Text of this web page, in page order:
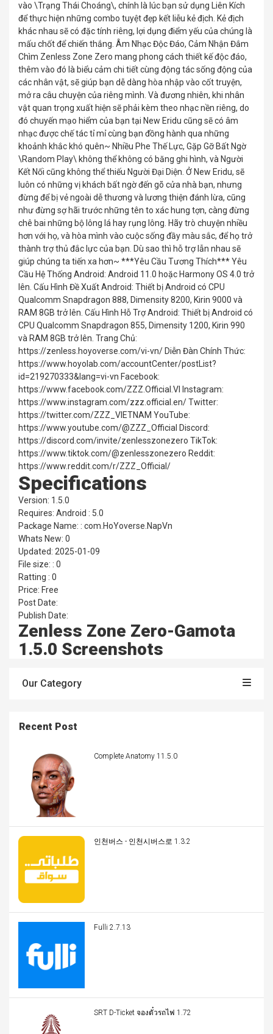
vào \Trạng Thái Choáng\, chính là lúc bạn sử dụng Liên Kích
để thực hiện những combo tuyệt đẹp kết liễu kẻ địch. Kẻ địch
khác nhau sẽ có đặc tính riêng, lợi dụng điểm yếu của chúng là
mấu chốt để chiến thắng. Âm Nhạc Độc Đáo, Cảm Nhận Đắm
Chìm Zenless Zone Zero mang phong cách thiết kế độc đáo,
thêm vào đó là biểu cảm chi tiết cùng động tác sống động của
các nhân vật, sẽ giúp bạn dễ dàng hòa nhập vào cốt truyện,
mở ra câu chuyện của riêng mình. Và đương nhiên, khi nhân
vật quan trọng xuất hiện sẽ phải kèm theo nhạc nền riêng, do
đó chuyến mạo hiểm của bạn tại New Eridu cũng sẽ có âm
nhạc được chế tác tỉ mỉ cùng bạn đồng hành qua những
khoảnh khắc khó quên~ Nhiều Phe Thế Lực, Gặp Gỡ Bất Ngờ
\Random Play\ không thể không có băng ghi hình, và Người
Kết Nối cũng không thể thiếu Người Đại Diện. Ở New Eridu, sẽ
luôn có những vị khách bất ngờ đến gõ cửa nhà bạn, nhưng
đừng để bị vẻ ngoài dễ thương và lương thiện đánh lừa, cũng
như đừng sợ hãi trước những tên to xác hung tợn, càng đừng
chê bai những bộ lông lá hay rụng lông. Hãy trò chuyện nhiều
hơn với họ, và hòa mình vào cuộc sống đầy màu sắc, để họ trở
thành trợ thủ đắc lực của bạn. Dù sao thì hỗ trợ lẫn nhau sẽ
giúp chúng ta tiến xa hơn~ ***Yêu Cầu Tương Thích*** Yêu
Cầu Hệ Thống Android: Android 11.0 hoặc Harmony OS 4.0 trở
lên. Cấu Hình Đề Xuất Android: Thiết bị Android có CPU
Qualcomm Snapdragon 888, Dimensity 8200, Kirin 9000 và
RAM 8GB trở lên. Cấu Hình Hỗ Trợ Android: Thiết bị Android có
CPU Qualcomm Snapdragon 855, Dimensity 1200, Kirin 990
và RAM 8GB trở lên. Trang Chủ:
https://zenless.hoyoverse.com/vi-vn/ Diễn Đàn Chính Thức:
https://www.hoyolab.com/accountCenter/postList?
id=219270333&lang=vi-vn Facebook:
https://www.facebook.com/ZZZ.Official.VI Instagram:
https://www.instagram.com/zzz.official.en/ Twitter:
https://twitter.com/ZZZ_VIETNAM YouTube:
https://www.youtube.com/@ZZZ_Official Discord:
https://discord.com/invite/zenlesszonezero TikTok:
https://www.tiktok.com/@zenlesszonezero Reddit:
https://www.reddit.com/r/ZZZ_Official/
Specifications
Version: 1.5.0
Requires: Android : 5.0
Package Name: : com.HoYoverse.NapVn
Whats New: 0
Updated: 2025-01-09
File size: : 0
Ratting : 0
Price: Free
Post Date:
Publish Date:
Zenless Zone Zero-Gamota
1.5.0 Screenshots
Our Category
Recent Post
Complete Anatomy 11.5.0
인천버스 - 인천시버스로 1.3.2
Fulli 2.7.13
SRT D-Ticket จองตั๋วรถไฟ 1.72